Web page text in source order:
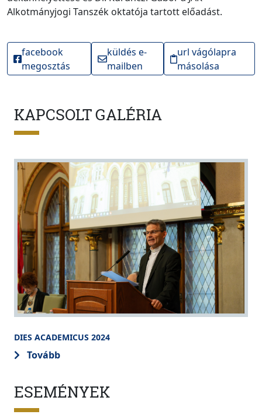
Alkotmányjogi Tanszék oktatója tartott előadást.
facebook
megosztás
küldés e-
mailben
url vágólapra
másolása
KAPCSOLT GALÉRIA
DIES ACADEMICUS 2024
Tovább
ESEMÉNYEK